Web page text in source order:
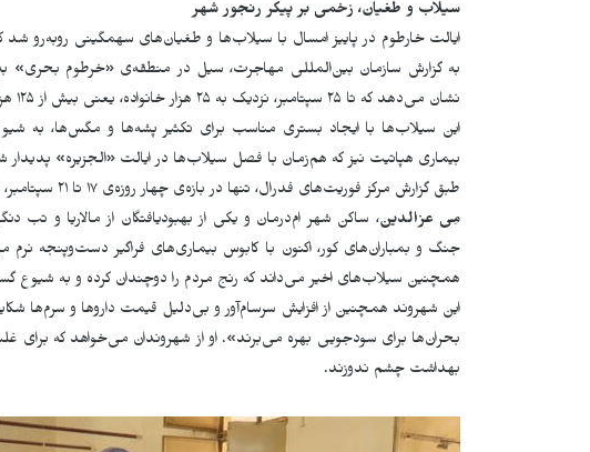
سیلاب و طغیان، زخمی بر پیکر رنجور شهر
ایالت خارطوم در پاییز امسال با سیلاب‌ها و طغیان‌های سهمگینی روبه‌رو
نشان می‌دهد که تا ۲۵ سپتامبر، نزدیک به ۲۵ هزار خانواده، یعنی بیش از ۱۲۵ هزار نفر، از این سیلاب‌ها آسیب دیده‌اند.
این سیلاب‌ها با ایجاد بستری مناسب برای تکثیر پشه‌ها و مگس‌ها، به
بیماری هپاتیت نیز که هم‌زمان با فصل سیلاب‌ها در ایالت «الجزیره»
طبق گزارش مرکز فوریت‌های فدرال، تنها در بازه‌ی چهار روزه‌ی ۱۷ تا ۲۱ سپتامبر، سیلاب‌ها در سه ایالت به ۱۰۲۵ خانواده خسارت وارد کرده‌اند.
مِی عزالدین، ساکن شهر ام‌درمان و یکی از بهبودیافتگان از مالاریا و
جنگ و بمباران‌های کور، اکنون با کابوس بیماری‌های فراگیر دست‌وپنجه
همچنین سیلاب‌های اخیر می‌داند که رنج مردم را دوچندان کرده و به شیوع
این شهروند همچنین از افزایش سرسام‌آور و بی‌دلیل قیمت داروها و سرم‌ها
بحران‌ها برای سودجویی بهره می‌برند». او از شهروندان می‌خواهد که برای
بهداشت چشم ندوزند.